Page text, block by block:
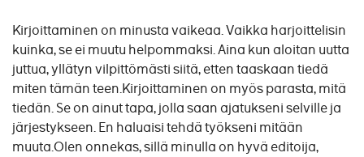
Kirjoittaminen on minusta vaikeaa. Vaikka harjoittelisin
kuinka, se ei muutu helpommaksi. Aina kun aloitan uutta
juttua, yllätyn vilpittömästi siitä, etten taaskaan tiedä
miten tämän teen.Kirjoittaminen on myös parasta, mitä
tiedän. Se on ainut tapa, jolla saan ajatukseni selville ja
järjestykseen. En haluaisi tehdä työkseni mitään
muuta.Olen onnekas, sillä minulla on hyvä editoija,